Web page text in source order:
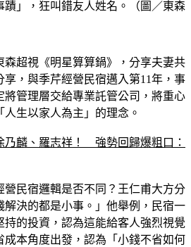
」，狂叫錯友人姓名。（圖／東森
森超視《明星算算鍋》，分享夫妻共
享，與季芹經營民宿邁入第11年，事
管理層交給專業託管公司，將重心
麟、羅志祥！　強勢回歸爆粗口：
營民宿邏輯是否不同？王仁甫大方分
決的都是小事。」他舉例，民宿一
持的投資，認為這能給客人強烈視覺